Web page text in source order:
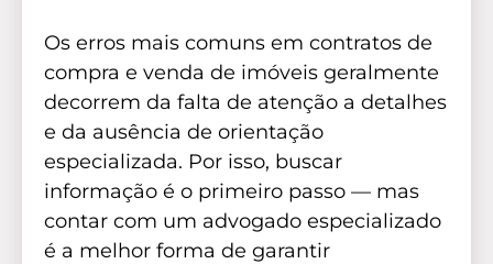
Os erros mais comuns em contratos de
compra e venda de imóveis geralmente
decorrem da falta de atenção a detalhes
e da ausência de orientação
especializada. Por isso, buscar
informação é o primeiro passo — mas
contar com um advogado especializado
é a melhor forma de garantir